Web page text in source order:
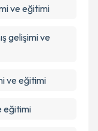
ve eğitimi
gelişimi ve
ve eğitimi
eğitimi